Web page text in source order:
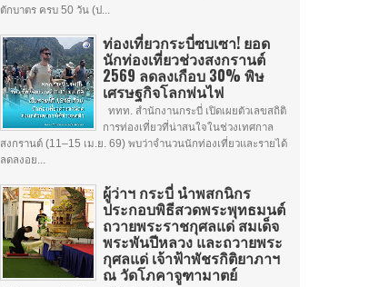
ตักบาตร ครบ 50 วัน (ป...
ท่องเที่ยวกระบี่ซบเซา! ยอด
นักท่องเที่ยวช่วงสงกรานต์
2569 ลดลงเกือบ 30% พิษ
เศรษฐกิจโลกพ่นไฟ
ททท. สำนักงานกระบี่ เปิดเผยตัวเลขสถิติ
การท่องเที่ยวที่น่าสนใจในช่วงเทศกาล
สงกรานต์ (11–15 เม.ย. 69) พบว่าจำนวนนักท่องเที่ยวและรายได้
ลดลงอย...
ผู้ว่าฯ กระบี่ นำพสกนิกร
ประกอบพิธีสวดพระพุทธมนต์
ถวายพระราชกุศลแด่ สมเด็จ
พระพันปีหลวง และถวายพระ
กุศลแด่ เจ้าฟ้าพัชรกิติยาภาฯ
ณ วัดโภคาจูฑามาตย์